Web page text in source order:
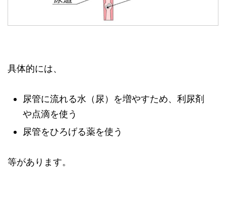
具体的には、
尿管に流れる水（尿）を増やすため、利尿剤
や点滴を使う
尿管をひろげる薬を使う
等があります。